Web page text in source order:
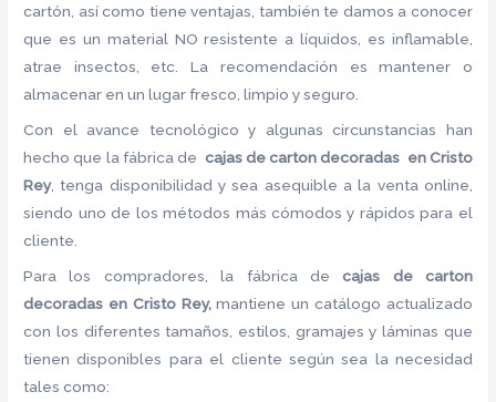
cartón, así como tiene ventajas, también te damos a conocer
que es un material NO resistente a líquidos, es inflamable,
atrae insectos, etc. La recomendación es mantener o
almacenar en un lugar fresco, limpio y seguro.
Con el avance tecnológico y algunas circunstancias han
hecho que la fábrica de cajas de carton decoradas en Cristo
Rey, tenga disponibilidad y sea asequible a la venta online,
siendo uno de los métodos más cómodos y rápidos para el
cliente.
Para los compradores, la fábrica decajas de carton
decoradas en Cristo Rey,mantiene un catálogo actualizado
con los diferentes tamaños, estilos, gramajes y láminas que
tienen disponibles para el cliente según sea la necesidad
tales como: